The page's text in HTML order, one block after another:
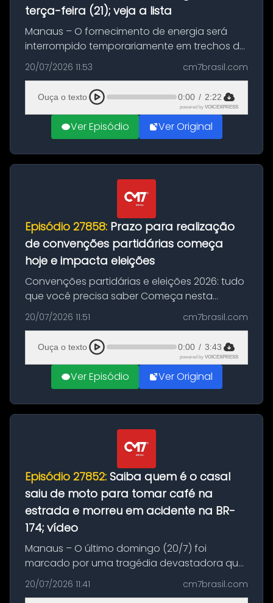
terça-feira (21); veja a lista
Manaus – O fornecimento de energia será
interrompido temporariamente em trechos de
sete bairros de Manaus nesta terça-feira (21).
A suspensão programada ocorrerá para a
execução de serviços de manuten...
20/07/2026 11:53 cm7brasil.com
Ouça o texto 0:00 / 2:22
powered by VOICEXPRESS
Ver Episódio Ver Original
Episódio 27858: Prazo para realização
de convenções partidárias começa
hoje e impacta eleições
Convenções partidárias e eleições 2026: tudo
que você precisa saber Começa nesta
segunda-feira e vai até 5 de agosto o prazo
para que partidos políticos e federações
partidárias realizem suas convençõ...
20/07/2026 11:51 cm7brasil.com
Ouça o texto 0:00 / 3:43
powered by VOICEXPRESS
Ver Episódio Ver Original
Episódio 27852: Saiba quem é o casal
saiu de moto para tomar café na
estrada e morreu em acidente na BR-
174; vídeo
Manaus – O último domingo (20/7) foi
marcado por uma tragédia devastadora que
resultou na morte precoce de dois jovens na
BR-174, na zona rural de Manaus. Um passeio
20/07/2026 11:41 cm7brasil.com